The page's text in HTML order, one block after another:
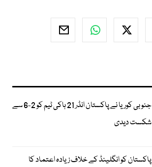
جنوبی کوریا نے پاکستان انڈر 21 ہاکی ٹیم کو 2-6 سے
شکست دیدی
پاکستان کو انگلینڈ کے خلاف زیادہ اعتماد کا